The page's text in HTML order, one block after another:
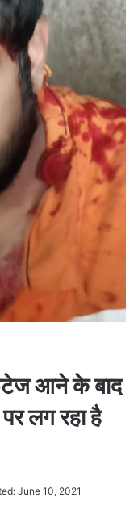
फुटेज आने के बाद
लग रहा है
June 10, 2021